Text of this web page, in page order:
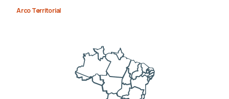
Arco Territorial